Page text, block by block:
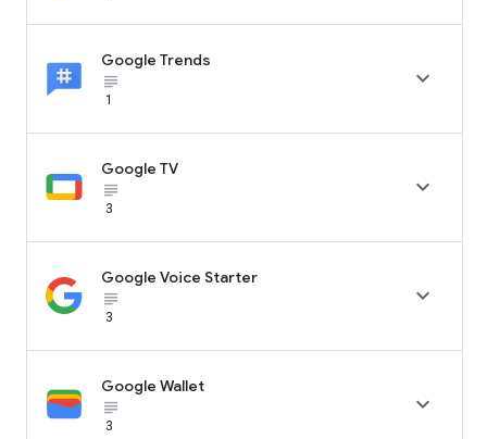
Google Trends
subject_black
1

Google TV
subject_black
3

Google Voice Starter
subject_black
3

Google Wallet
subject_black
3
